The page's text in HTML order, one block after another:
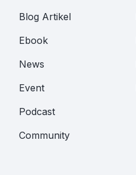
Blog Artikel
Ebook
News
Event
Podcast
Community